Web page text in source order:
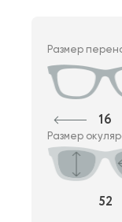
Размер
16
Размер
52